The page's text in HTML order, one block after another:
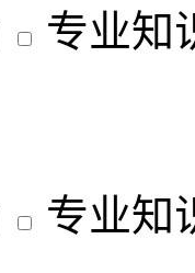
专业知
专业知